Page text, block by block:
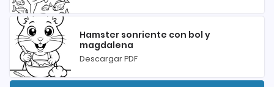
Hamster sonriente con bol y
magdalena
Descargar PDF